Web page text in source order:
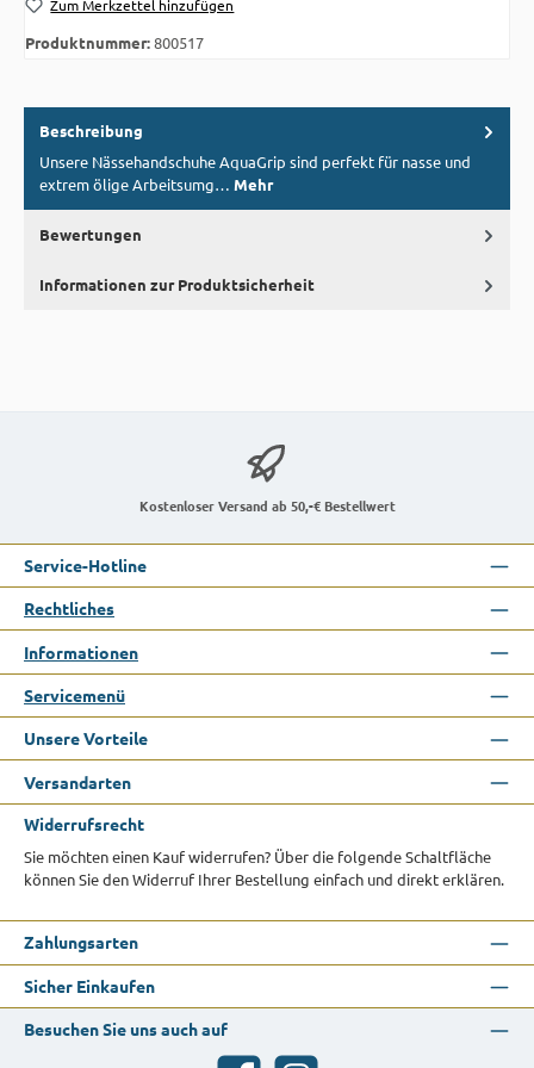
Zum Merkzettel hinzufügen
Produktnummer:800517
Beschreibung
Unsere Nässehandschuhe AquaGrip sind perfekt für nasse und
extrem ölige Arbeitsumg… Mehr
Bewertungen
Informationen zur Produktsicherheit
Kostenloser Versand ab 50,-€ Bestellwert
Service-Hotline
Rechtliches
Informationen
Servicemenü
Unsere Vorteile
Versandarten
Widerrufsrecht
Sie möchten einen Kauf widerrufen? Über die folgende Schaltfläche
können Sie den Widerruf Ihrer Bestellung einfach und direkt erklären.
Zahlungsarten
Sicher Einkaufen
Besuchen Sie uns auch auf